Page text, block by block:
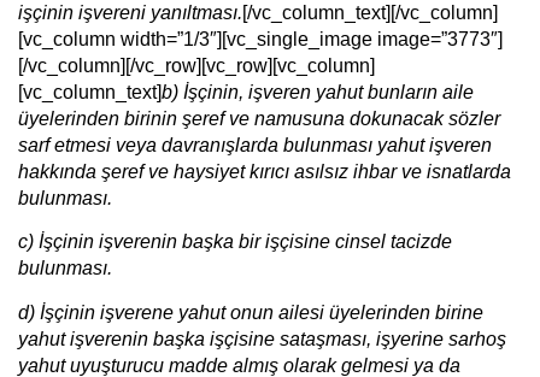
işçinin işvereni yanıltması.[/vc_column_text][/vc_column]
[vc_column width=”1/3″][vc_single_image image=”3773″]
[/vc_column][/vc_row][vc_row][vc_column]
[vc_column_text]b) İşçinin, işveren yahut bunların aile
üyelerinden birinin şeref ve namusuna dokunacak sözler
sarf etmesi veya davranışlarda bulunması yahut işveren
hakkında şeref ve haysiyet kırıcı asılsız ihbar ve isnatlarda
bulunması.
c) İşçinin işverenin başka bir işçisine cinsel tacizde
bulunması.
d) İşçinin işverene yahut onun ailesi üyelerinden birine
yahut işverenin başka işçisine sataşması, işyerine sarhoş
yahut uyuşturucu madde almış olarak gelmesi ya da